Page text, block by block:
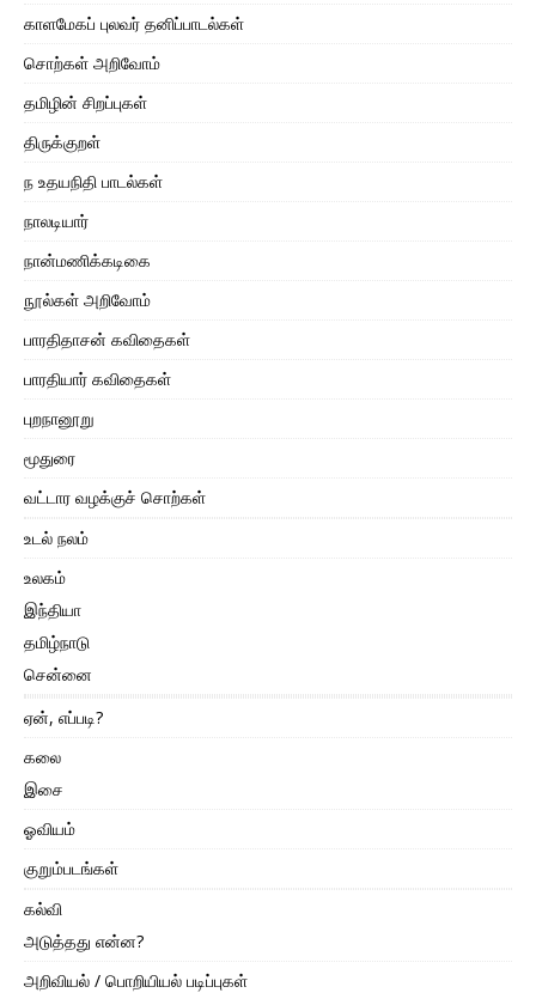
காளமேகப் புலவர் தனிப்பாடல்கள்
சொற்கள் அறிவோம்
தமிழின் சிறப்புகள்
திருக்குறள்
ந உதயநிதி பாடல்கள்
நாலடியார்
நான்மணிக்கடிகை
நூல்கள் அறிவோம்
பாரதிதாசன் கவிதைகள்
பாரதியார் கவிதைகள்
புறநானூறு
மூதுரை
வட்டார வழக்குச் சொற்கள்
உடல் நலம்
உலகம்
இந்தியா
தமிழ்நாடு
சென்னை
ஏன், எப்படி?
கலை
இசை
ஓவியம்
குறும்படங்கள்
கல்வி
அடுத்தது என்ன?
அறிவியல் / பொறியியல் படிப்புகள்